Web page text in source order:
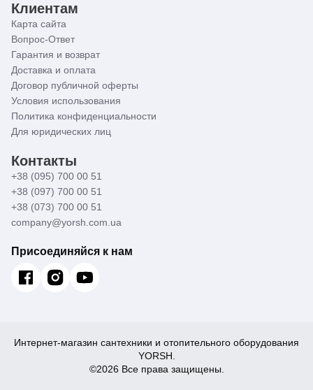
Клиентам
Карта сайта
Вопрос-Ответ
Гарантия и возврат
Доставка и оплата
Договор публичной оферты
Условия использования
Политика конфиденциальности
Для юридических лиц
Контакты
+38 (095) 700 00 51
+38 (097) 700 00 51
+38 (073) 700 00 51
company@yorsh.com.ua
Присоединяйся к нам
Интернет-магазин сантехники и отопительного оборудования
YORSH.
©2026 Все права защищены.